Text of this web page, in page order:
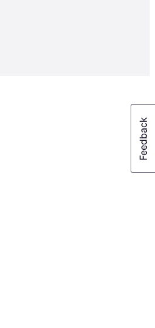
RD
Nordlux Siege